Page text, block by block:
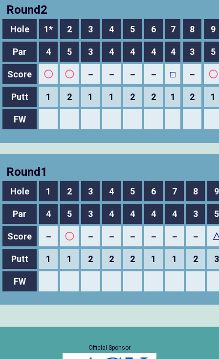
Round2
Hole 1* 2 3 4 5 6 7 8 9
Par 4 5 3 4 4 4 4 3 5
Score ◯ ◯ － － － － □ － ◯
Putt 1 2 1 1 2 2 1 2 1
FW
Round1
Hole 1 2 3 4 5 6 7 8 9
Par 4 5 3 4 4 4 4 3 5
Score － ◯ － － － － － －
Putt 1 1 2 2 2 1 1 2 3
FW
Official Sponsor